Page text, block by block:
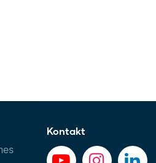
Kontakt